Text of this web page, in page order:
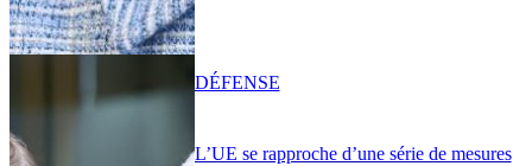
L’UE se rapproche d’une série de mesures
DÉFENSE